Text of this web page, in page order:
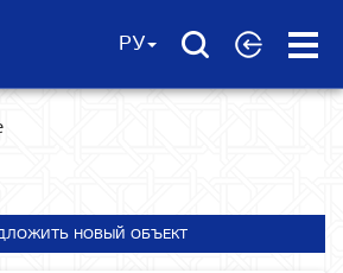
Open
РУ
НОВЫЙ ОБЪЕКТ